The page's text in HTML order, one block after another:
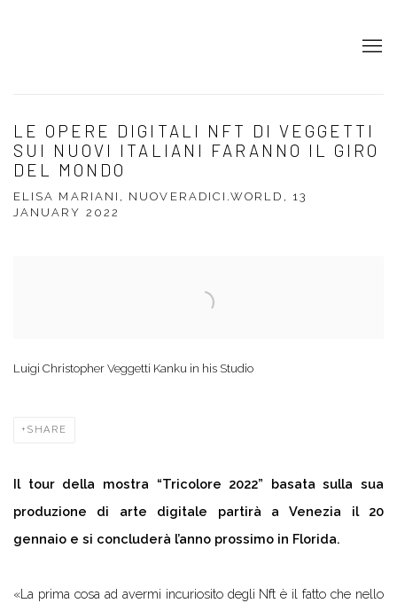
LE OPERE DIGITALI NFT DI VEGGETTI
SUI NUOVI ITALIANI FARANNO IL GIRO
DEL MONDO
ELISA MARIANI, NUOVERADICI.WORLD, 13
JANUARY 2022
Luigi Christopher Veggetti Kanku in his Studio
SHARE
Il tour della mostra “Tricolore 2022” basata sulla sua
produzione di arte digitale partirà a Venezia il 20
gennaio e si concluderà l’anno prossimo in Florida.
«La prima cosa ad avermi incuriosito degli Nft è il fatto che nello